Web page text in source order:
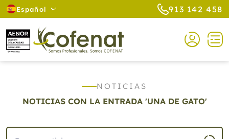
Español 913 142 458
NOTICIAS
NOTICIAS CON LA ENTRADA 'UNA DE GATO'